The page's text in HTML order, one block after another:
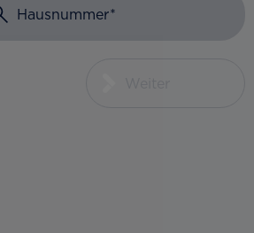
Hausnummer